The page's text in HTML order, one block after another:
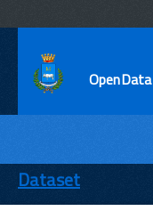
ENTI
TEMI
Dataset